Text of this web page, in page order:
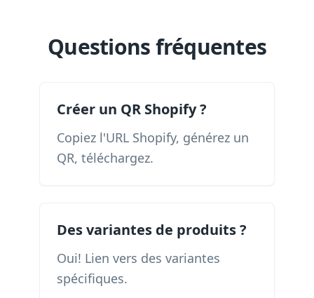
Questions fréquentes
Créer un QR Shopify ?
Copiez l'URL Shopify, générez un
QR, téléchargez.
Des variantes de produits ?
Oui! Lien vers des variantes
spécifiques.